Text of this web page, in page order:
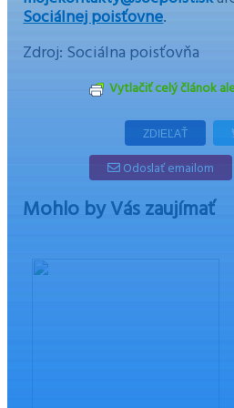
Sociálnej poisťovne.
Zdroj: Sociálna poisťovňa
Vytlačiť celý článok
ZDIEĽAŤ
Odoslať emailom
Mohlo by Vás zaujímať